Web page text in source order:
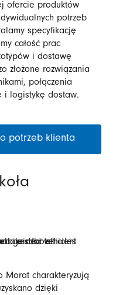
ofercie produktów
potrzeb
specyfikację
całość prac
i dostawę
złożone rozwiązania
połączenia
i logistykę dostaw.
potrzeb klienta
Morat charakteryzują
dzięki